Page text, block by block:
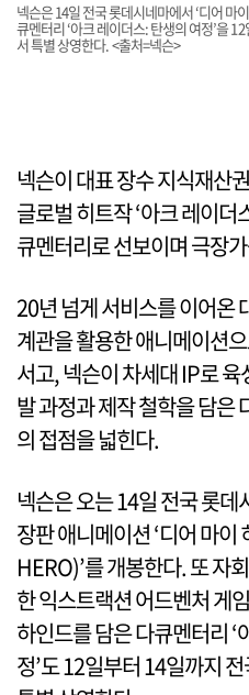
넥슨은 14일 전국 롯데시네마에서 ‘디어 마
큐멘터리 ‘아크 레이더스: 탄생의 여정’을
서 특별 상영한다. <출처=넥슨>
넥슨이 대표 장수 지식재산
글로벌 히트작 ‘아크 레이더
큐멘터리로 선보이며 극장
20년 넘게 서비스를 이어온
계관을 활용한 애니메이션
서고, 넥슨이 차세대 IP로 육
발 과정과 제작 철학을 담은
의 접점을 넓힌다.
넥슨은 오는 14일 전국 롯
장판 애니메이션 ‘디어 마이
HERO)’를 개봉한다. 또 자
한 익스트랙션 어드벤처 게
하인드를 담은 다큐멘터리
정’도 12일부터 14일까지